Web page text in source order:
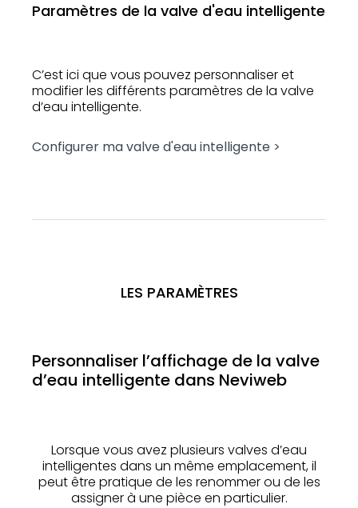
Paramètres de la valve d'eau intelligente
C’est ici que vous pouvez personnaliser et
modifier les différents paramètres de la valve
d’eau intelligente.
Configurer ma valve d'eau intelligente >
LES PARAMÈTRES
Personnaliser l’affichage de la valve
d’eau intelligente dans Neviweb
Lorsque vous avez plusieurs valves d’eau
intelligentes dans un même emplacement, il
peut être pratique de les renommer ou de les
assigner à une pièce en particulier.